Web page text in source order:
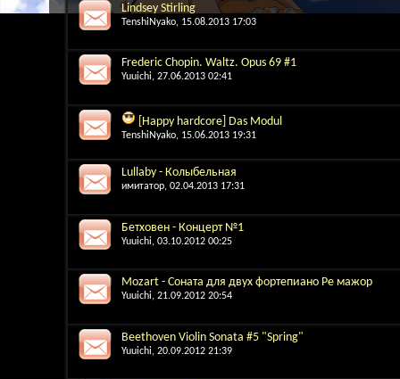
Lindsey Stirling
TenshiNyako, 15.08.2013 17:03
Frederic Chopin. Waltz. Opus 69 #1
Yuuichi, 27.06.2013 02:41
[Happy hardcore] Das Modul
TenshiNyako, 15.06.2013 19:31
Lullaby - Колыбельная
имитатор, 02.04.2013 17:31
Бетховен - Концерт №1
Yuuichi, 03.10.2012 00:25
Mozart - Соната для двух фортепиано Ре мажор
Yuuichi, 21.09.2012 20:54
Beethoven Violin Sonata #5 "Spring"
Yuuichi, 20.09.2012 21:39